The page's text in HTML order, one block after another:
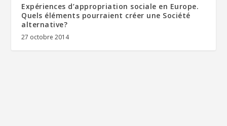
Expériences d’appropriation sociale en Europe.
Quels éléments pourraient créer une Société
alternative?
27 octobre 2014